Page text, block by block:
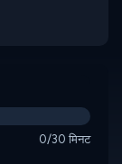
0/30 मिनट